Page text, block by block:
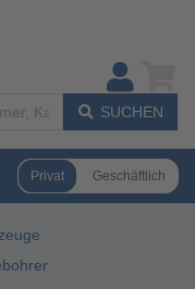
SUCHEN
Privat Geschäftlich